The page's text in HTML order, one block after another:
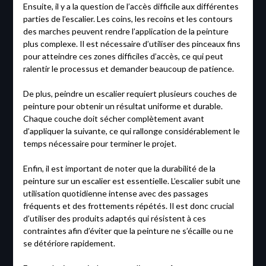
Ensuite, il y a la question de l’accès difficile aux différentes
parties de l’escalier. Les coins, les recoins et les contours
des marches peuvent rendre l’application de la peinture
plus complexe. Il est nécessaire d’utiliser des pinceaux fins
pour atteindre ces zones difficiles d’accès, ce qui peut
ralentir le processus et demander beaucoup de patience.
De plus, peindre un escalier requiert plusieurs couches de
peinture pour obtenir un résultat uniforme et durable.
Chaque couche doit sécher complètement avant
d’appliquer la suivante, ce qui rallonge considérablement le
temps nécessaire pour terminer le projet.
Enfin, il est important de noter que la durabilité de la
peinture sur un escalier est essentielle. L’escalier subit une
utilisation quotidienne intense avec des passages
fréquents et des frottements répétés. Il est donc crucial
d’utiliser des produits adaptés qui résistent à ces
contraintes afin d’éviter que la peinture ne s’écaille ou ne
se détériore rapidement.